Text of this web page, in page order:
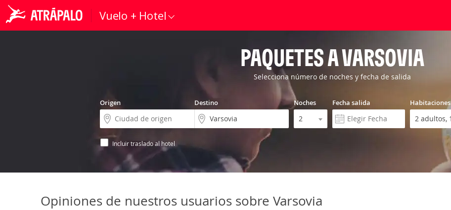
Vuelo + Hotel
PAQUETES A VARSOVIA
Selecciona número de noches y fecha de salida
Origen Destino Noches Fecha salida Habitaciones
Incluir traslado al hotel
Opiniones de nuestros usuarios sobre Varsovia